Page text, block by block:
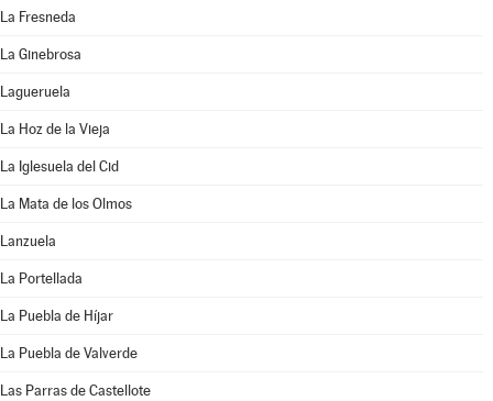
La Fresneda
La Ginebrosa
Lagueruela
La Hoz de la Vieja
La Iglesuela del Cid
La Mata de los Olmos
Lanzuela
La Portellada
La Puebla de Híjar
La Puebla de Valverde
Las Parras de Castellote